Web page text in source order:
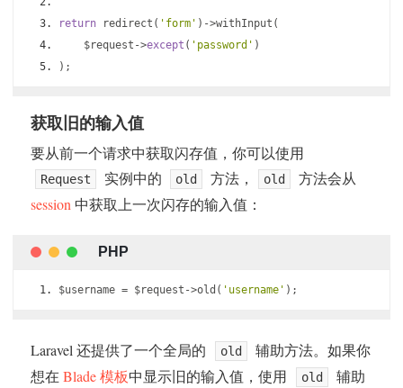
return redirect ( 'form' )->withInput (
    $request
->except ( 'password' )
);
获取旧的输入值
要从前一个请求中获取闪存值，你可以使用
Request 实例中的 old 方法， old
方法会从
session 中获取上一次闪存的输入值：
$username = $request ->old ( 'username' );
Laravel 还提供了一个全局的 old
辅助方法。如果你
想在 Blade 模板中显示旧的输入值，使用 old
辅助